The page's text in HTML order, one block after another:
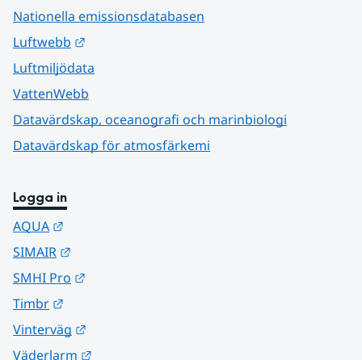
Nationella emissionsdatabasen
Luftwebb
Luftmiljödata
VattenWebb
Datavärdskap, oceanografi och marinbiologi
Datavärdskap för atmosfärkemi
Logga in
AQUA
SIMAIR
SMHI Pro
Timbr
Vinterväg
Väderlarm